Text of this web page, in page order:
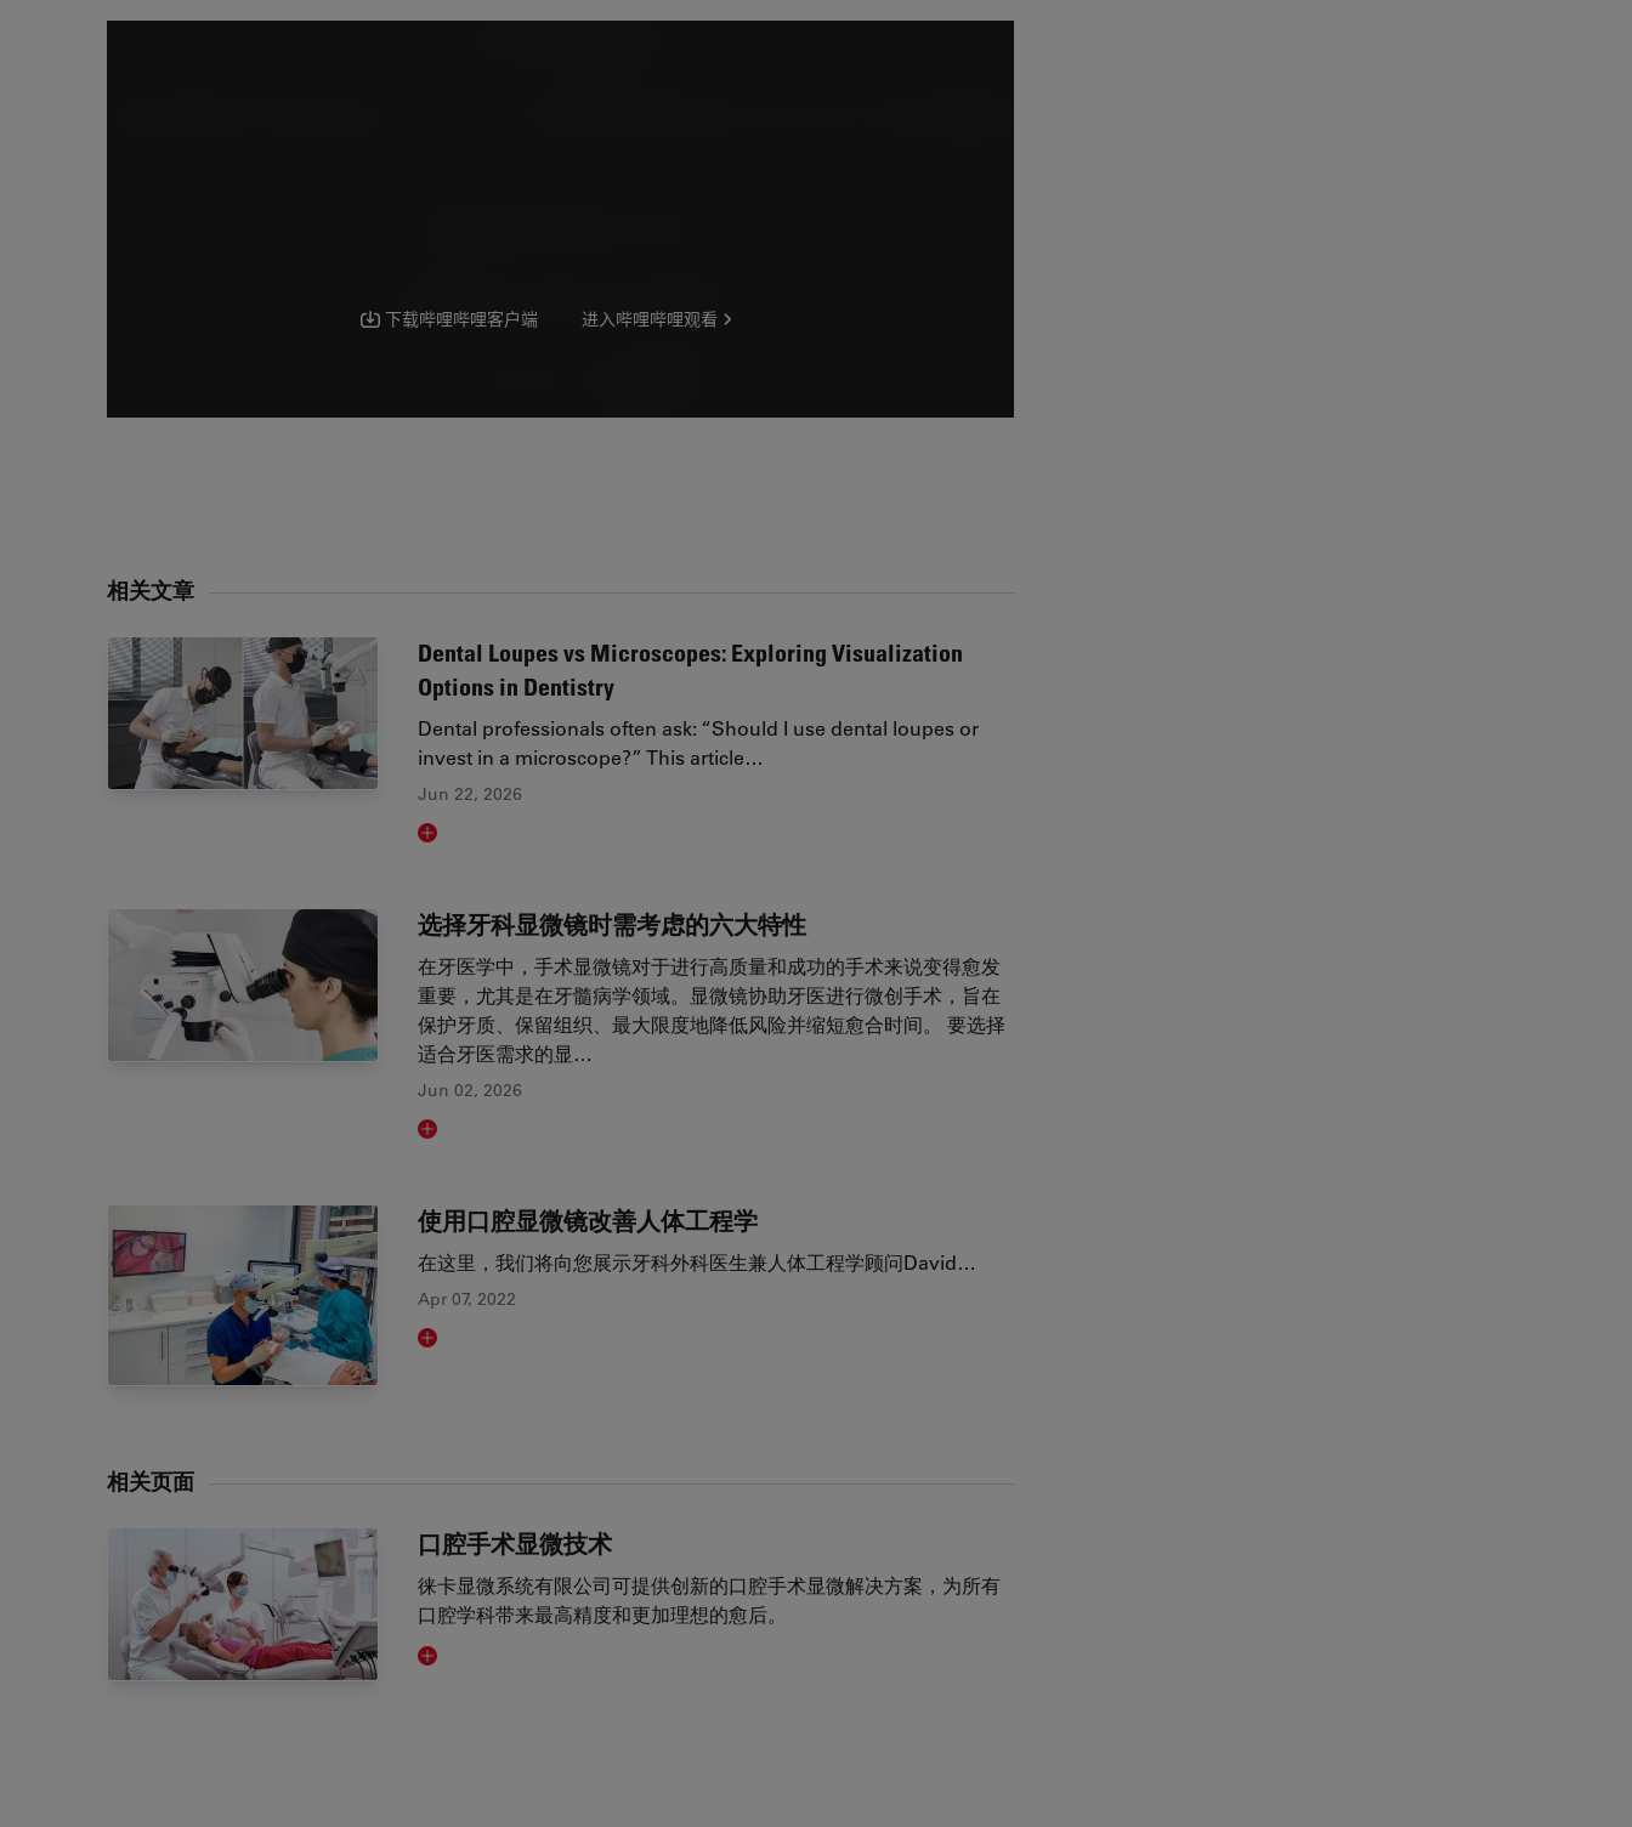
相关文章
Dental Loupes vs Microscopes: Exploring Visualization
Options in Dentistry
Dental professionals often ask: “Should I use dental loupes or
invest in a microscope?” This article…
Jun 22, 2026
Read article
选择牙科显微镜时需考虑的六大特性
在牙医学中，手术显微镜对于进行高质量和成功的手术来说变得愈发
重要，尤其是在牙髓病学领域。显微镜协助牙医进行微创手术，旨在
保护牙质、保留组织、最大限度地降低风险并缩短愈合时间。 要选择
适合牙医需求的显…
Jun 02, 2026
Read article
使用口腔显微镜改善人体工程学
在这里，我们将向您展示牙科外科医生兼人体工程学顾问David…
Apr 07, 2022
Read article
相关页面
口腔手术显微技术
徕卡显微系统有限公司可提供创新的口腔手术显微解决方案，为所有
口腔学科带来最高精度和更加理想的愈后。
Visit related page